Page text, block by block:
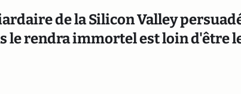
de la Silicon Valley
le rendra immortel est loin d'être